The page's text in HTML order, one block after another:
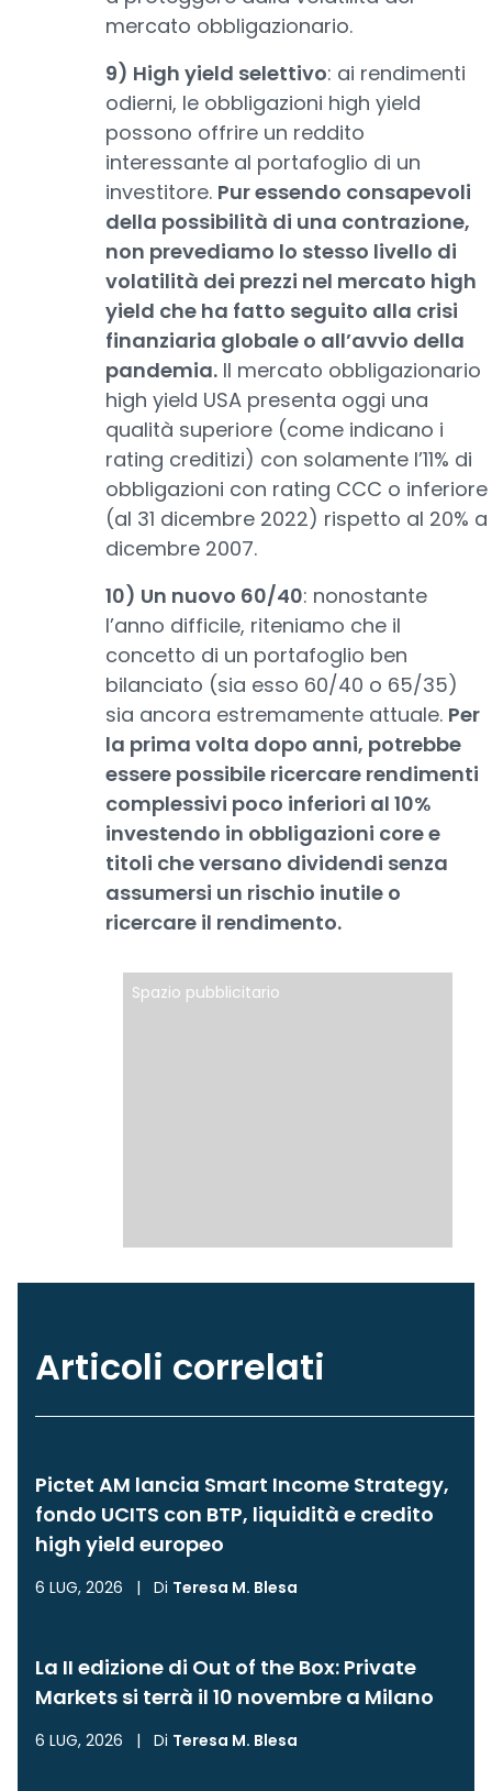
mercato obbligazionario.
9) High yield selettivo: ai rendimenti
odierni, le obbligazioni high yield
possono offrire un reddito
interessante al portafoglio di un
investitore. Pur essendo consapevoli
della possibilità di una contrazione,
non prevediamo lo stesso livello di
volatilità dei prezzi nel mercato high
yield che ha fatto seguito alla crisi
finanziaria globale o all’avvio della
pandemia. Il mercato obbligazionario
high yield USA presenta oggi una
qualità superiore (come indicano i
rating creditizi) con solamente l’11% di
obbligazioni con rating CCC o inferiore
(al 31 dicembre 2022) rispetto al 20% a
dicembre 2007.
10) Un nuovo 60/40: nonostante
l’anno difficile, riteniamo che il
concetto di un portafoglio ben
bilanciato (sia esso 60/40 o 65/35)
sia ancora estremamente attuale. Per
la prima volta dopo anni, potrebbe
essere possibile ricercare rendimenti
complessivi poco inferiori al 10%
investendo in obbligazioni core e
titoli che versano dividendi senza
assumersi un rischio inutile o
ricercare il rendimento.
Spazio pubblicitario
Articoli correlati
Pictet AM lancia Smart Income Strategy,
fondo UCITS con BTP, liquidità e credito
high yield europeo
6 LUG, 2026 | Di Teresa M. Blesa
La II edizione di Out of the Box: Private
Markets si terrà il 10 novembre a Milano
6 LUG, 2026 | Di Teresa M. Blesa